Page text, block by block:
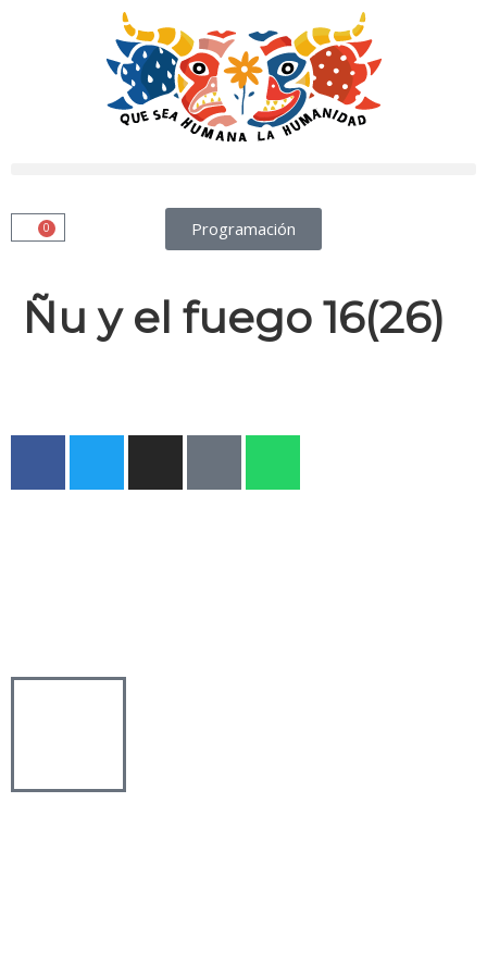
Programación
0
Ñu y el fuego 16(26)